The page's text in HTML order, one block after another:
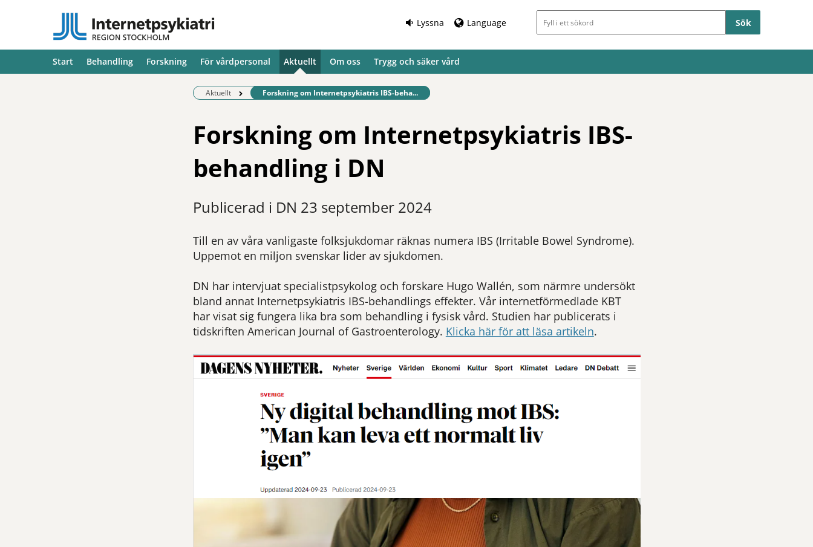
Lyssna Language Sökfält
Start Behandling Forskning För vårdpersonal Aktuellt Om oss Trygg och säker vård
Aktuellt Befintlig sida:
Forskning om Internetpsykiatris IBS-beha...
Forskning om Internetpsykiatris IBS-
behandling i DN
Publicerad i DN 23 september 2024
Till en av våra vanligaste folksjukdomar räknas numera IBS (Irritable Bowel Syndrome).
Uppemot en miljon svenskar lider av sjukdomen.
DN har intervjuat specialistpsykolog och forskare Hugo Wallén, som närmre undersökt
bland annat Internetpsykiatris IBS-behandlings effekter. Vår internetförmedlade KBT
har visat sig fungera lika bra som behandling i fysisk vård. Studien har publicerats i
tidskriften American Journal of Gastroenterology. Klicka här för att läsa artikeln.